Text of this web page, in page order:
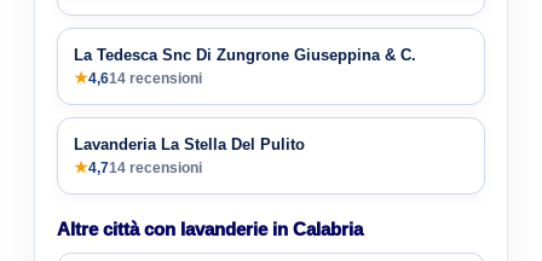
La Tedesca Snc Di Zungrone Giuseppina & C.
★4,614 recensioni
Lavanderia La Stella Del Pulito
★4,714 recensioni
Altre città con lavanderie in Calabria